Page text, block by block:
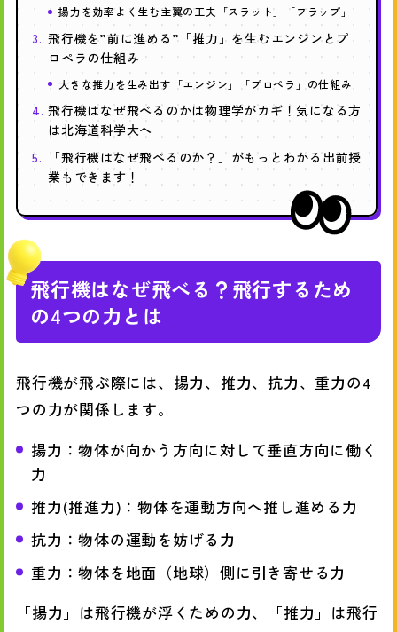
揚力を効率よく生む主翼の工夫「スラット」「フラップ」
飛行機を”前に進める”「推力」を生むエンジンとプ
ロペラの仕組み
大きな推力を生み出す「エンジン」「プロペラ」の仕組み
飛行機はなぜ飛べるのかは物理学がカギ！気になる方
は北海道科学大へ
「飛行機はなぜ飛べるのか？」がもっとわかる出前授
業もできます！
飛行機はなぜ飛べる？飛行するため
の4つの力とは
飛行機が飛ぶ際には、揚力、推力、抗力、重力の4
つの力が関係します。
揚力：物体が向かう方向に対して垂直方向に働く
力
推力(推進力)：物体を運動方向へ推し進める力
抗力：物体の運動を妨げる力
重力：物体を地面（地球）側に引き寄せる力
「揚力」は飛行機が浮くための力、「推力」は飛行